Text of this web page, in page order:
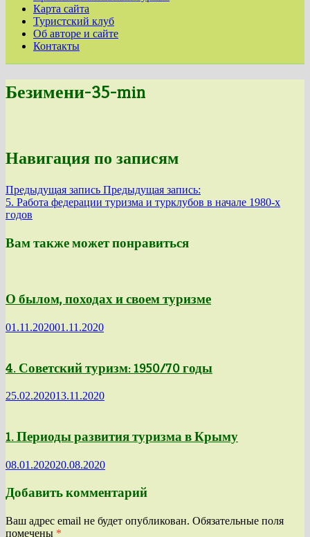
Карта сайта
Туристский клуб
Об авторе и сайте
Контакты
Безимени-35-min
Навигация по записям
Предыдущая запись Предыдущая запись:
5. Работа федерации туризма и турклубов в начале 1980-х
годов
Вам также может понравиться
О былом, походах и своем туризме
01.11.202001.11.2020
4. Советский туризм: 1950/70 годы
25.02.202013.11.2020
1. Периоды развития туризма в Крыму
08.01.202020.08.2020
Добавить комментарий
Ваш адрес email не будет опубликован. Обязательные поля
помечены *